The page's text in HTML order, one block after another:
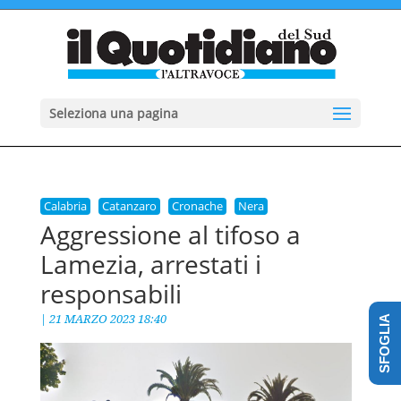
Seleziona una pagina
Calabria Catanzaro Cronache Nera
Aggressione al tifoso a
Lamezia, arrestati i
responsabili
| 21 MARZO 2023 18:40 SFOGLIA